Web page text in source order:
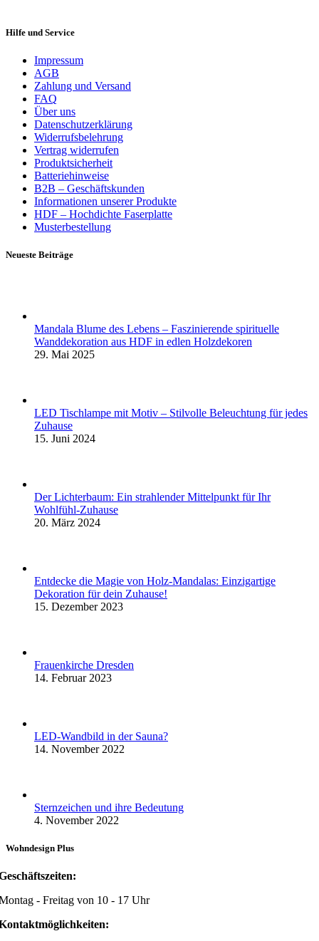
Hilfe und Service
Impressum
AGB
Zahlung und Versand
FAQ
Über uns
Datenschutzerklärung
Widerrufsbelehrung
Vertrag widerrufen
Produktsicherheit
Batteriehinweise
B2B – Geschäftskunden
Informationen unserer Produkte
HDF – Hochdichte Faserplatte
Musterbestellung
Neueste Beiträge
Mandala Blume des Lebens – Faszinierende spirituelle
Wanddekoration aus HDF in edlen Holzdekoren
29. Mai 2025
LED Tischlampe mit Motiv – Stilvolle Beleuchtung für jedes
Zuhause
15. Juni 2024
Der Lichterbaum: Ein strahlender Mittelpunkt für Ihr
Wohlfühl-Zuhause
20. März 2024
Entdecke die Magie von Holz-Mandalas: Einzigartige
Dekoration für dein Zuhause!
15. Dezember 2023
Frauenkirche Dresden
14. Februar 2023
LED-Wandbild in der Sauna?
14. November 2022
Sternzeichen und ihre Bedeutung
4. November 2022
Wohndesign Plus
- Freitag von 10 - 17 Uhr